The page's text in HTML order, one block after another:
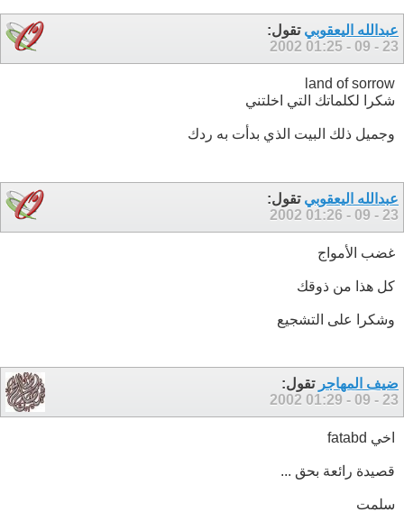
عبدالله اليعقوبي تقول:
23 - 09 - 2002
01:25
land of sorrow
شكرا لكلماتك التي اخلتني
وجميل ذلك البيت الذي بدأت به ردك
عبدالله اليعقوبي تقول:
23 - 09 - 2002
01:26
غضب الأمواج
كل هذا من ذوقك
وشكرا على التشجيع
ضيف المهاجر تقول:
23 - 09 - 2002
01:29
اخي fatabd
قصيدة رائعة بحق ...
سلمت